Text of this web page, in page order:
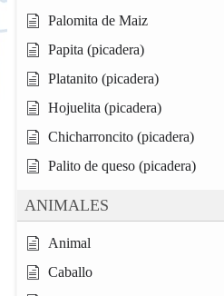
Palomita de Maiz
Papita (picadera)
Platanito (picadera)
Hojuelita (picadera)
Chicharroncito (picadera)
Palito de queso (picadera)
ANIMALES
Animal
Caballo